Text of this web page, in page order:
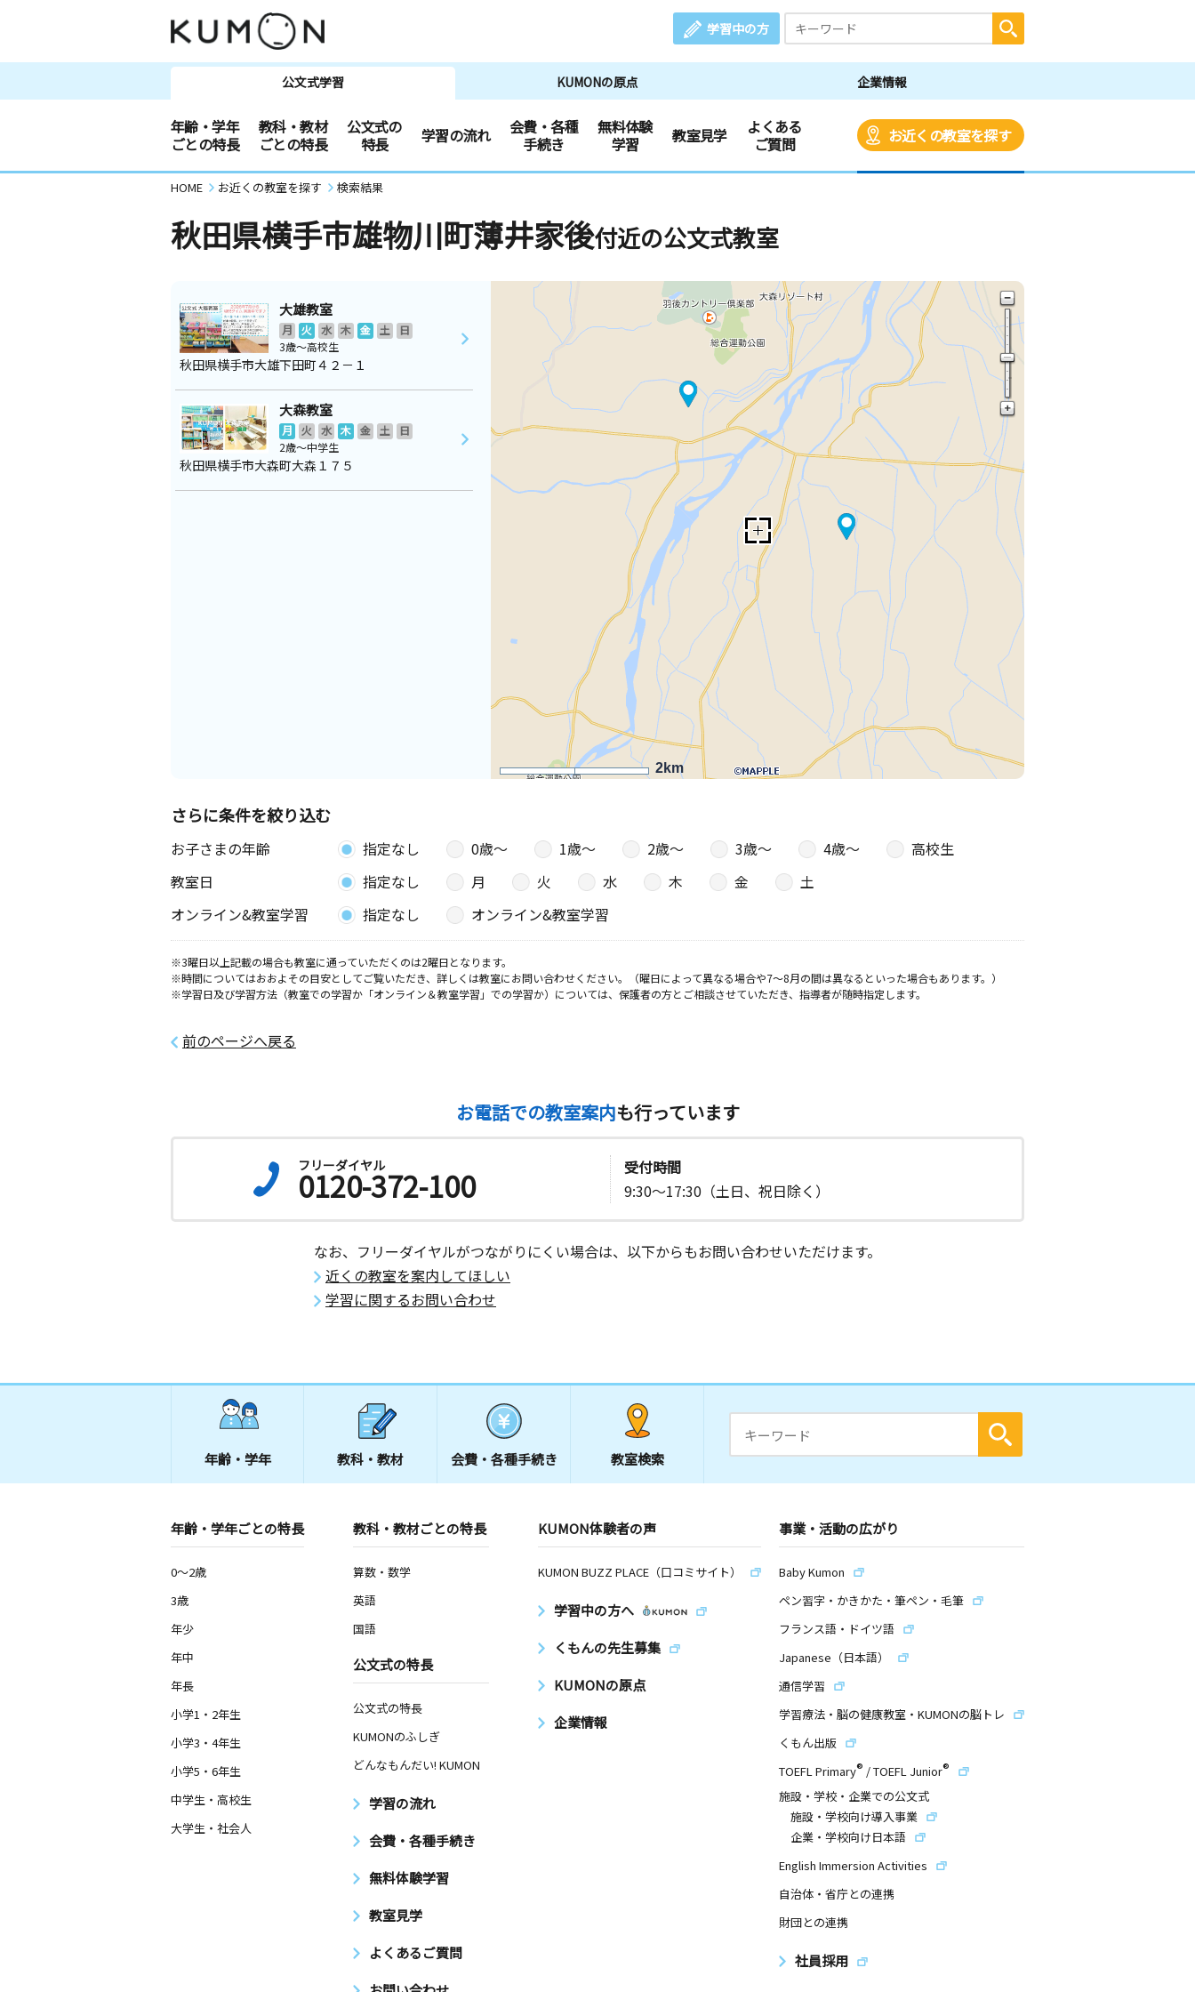
学習中の方
公文式学習 KUMONの原点 企業情報
年齢・学年
ごとの特長
教科・教材
ごとの特長
公文式の
特長
学習の流れ
会費・各種
手続き
無料体験
学習
教室見学
よくある
ご質問
お近くの教室を探す
HOME お近くの教室を探す 検索結果
秋田県横手市雄物川町薄井家後付近の公文式教室
2km
大雄教室
月 火 水 木 金 土
日
3歳～高校生
秋田県横手市大雄下田町４２－１
大森教室
月 火 水 木 金 土
日
2歳～中学生
秋田県横手市大森町大森１７５
さらに条件を絞り込む
お子さまの年齢 指定なし 0歳〜 1歳〜 2歳〜 3歳〜 4歳〜
高校生
教室日
指定なし 月 火 水 木 金
土
オンライン&教室学習
指定なし オンライン&教室学習
※3曜日以上記載の場合も教室に通っていただくのは2曜日となります。
※時間についてはおおよその目安としてご覧いただき、詳しくは教室にお問い合わせください。（曜日によって異なる場合や7～8月の間は異なるといった場合もあります。）
※学習日及び学習方法（教室での学習か「オンライン＆教室学習」での学習か）については、保護者の方とご相談させていただき、指導者が随時指定します。
前のページへ戻る
お電話での教室案内も行っています
フリーダイヤル
0120-372-100
受付時間
9:30～17:30（土日、祝日除く）
なお、フリーダイヤルがつながりにくい場合は、以下からもお問い合わせいただけます。
近くの教室を案内してほしい
学習に関するお問い合わせ
年齢・学年 教科・教材 会費・ 各種手続き 教室検索
年齢・学年ごとの特長
0～2歳
3歳
年少
年中
年長
小学1・2年生
小学3・4年生
小学5・6年生
中学生・高校生
大学生・社会人
教科・教材ごとの特長
算数・数学
英語
国語
公文式の特長
公文式の特長
KUMONのふしぎ
どんなもんだい! KUMON
学習の流れ
会費・各種手続き
無料体験学習
教室見学
よくあるご質問
KUMON体験者の声
KUMON BUZZ PLACE（口コミサイト）
学習中の方へ
くもんの先生募集
KUMONの原点
企業情報
事業・活動の広がり
Baby Kumon
ペン習字・かきかた・筆ペン・毛筆
フランス語・ドイツ語
Japanese（日本語）
通信学習
学習療法・脳の健康教室・KUMONの脳トレ
くもん出版
TOEFL Primary® /TOEFL Junior®
施設・学校・企業での公文式
施設・学校向け導入事業
企業・学校向け日本語
English Immersion Activities
自治体・省庁との連携
財団との連携
社員採用